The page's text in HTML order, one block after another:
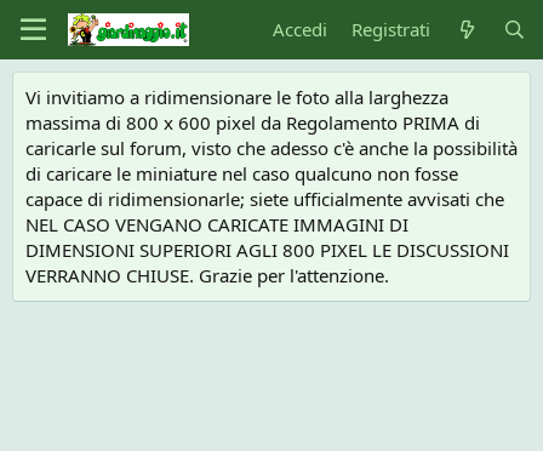
Accedi Registrati
Vi invitiamo a ridimensionare le foto alla larghezza
massima di 800 x 600 pixel da Regolamento PRIMA di
caricarle sul forum, visto che adesso c'è anche la possibilità
di caricare le miniature nel caso qualcuno non fosse
capace di ridimensionarle; siete ufficialmente avvisati che
NEL CASO VENGANO CARICATE IMMAGINI DI
DIMENSIONI SUPERIORI AGLI 800 PIXEL LE DISCUSSIONI
VERRANNO CHIUSE. Grazie per l'attenzione.